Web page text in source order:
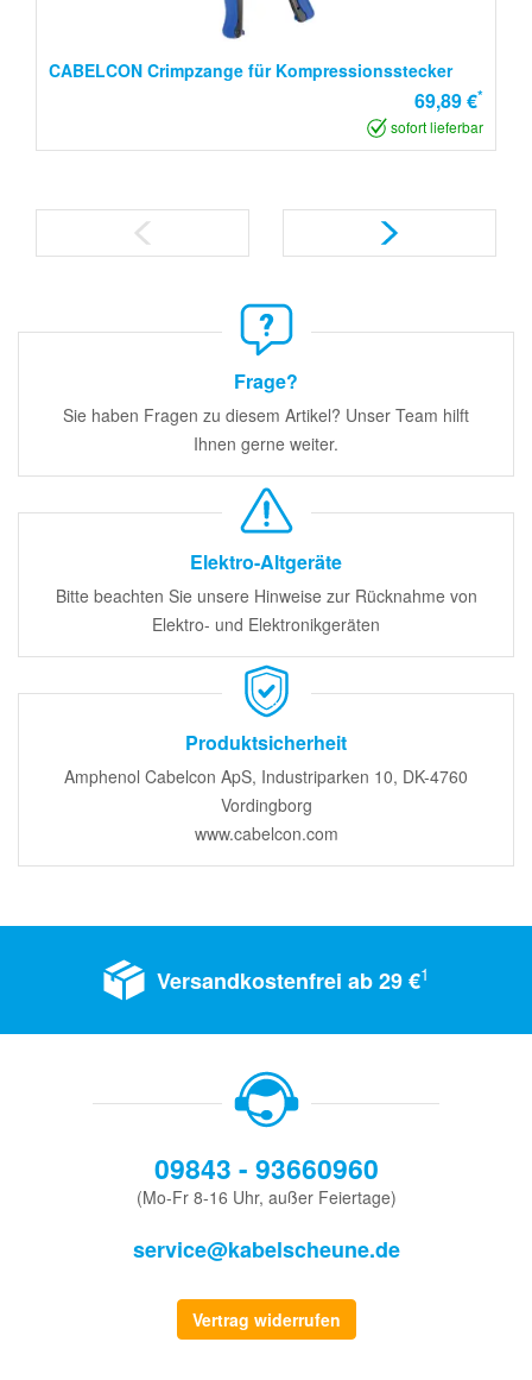
CABELCON Crimpzange für Kompressionsstecker
69,89 €*
sofort lieferbar
Frage?
Sie haben Fragen zu diesem Artikel? Unser Team hilft
Ihnen gerne weiter.
Elektro-Altgeräte
Bitte beachten Sie unsere Hinweise zur Rücknahme von
Elektro- und Elektronikgeräten
Produktsicherheit
Amphenol Cabelcon ApS, Industriparken 10, DK-4760
Vordingborg
www.cabelcon.com
Versandkostenfrei ab 29 €1
09843 - 93660960
(Mo-Fr 8-16 Uhr, außer Feiertage)
service@kabelscheune.de
Vertrag widerrufen